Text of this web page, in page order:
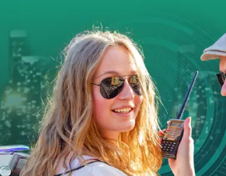
INT AT CH
ES
FR UK
IT
NL
Tickets buchen